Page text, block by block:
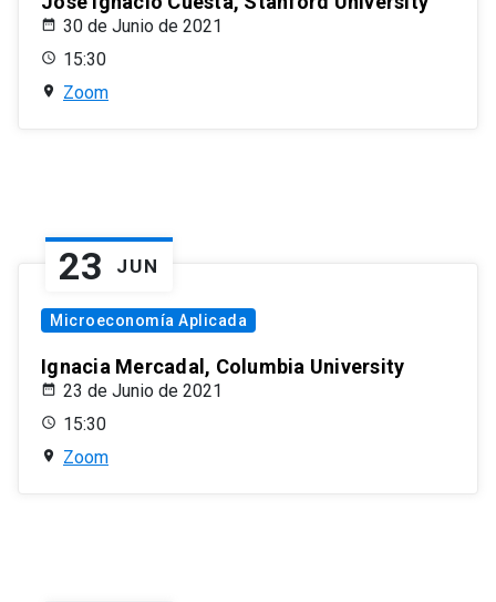
30 de Junio de 2021
15:30
Zoom
23 JUN
Microeconomía Aplicada
Ignacia Mercadal, Columbia University
23 de Junio de 2021
15:30
Zoom